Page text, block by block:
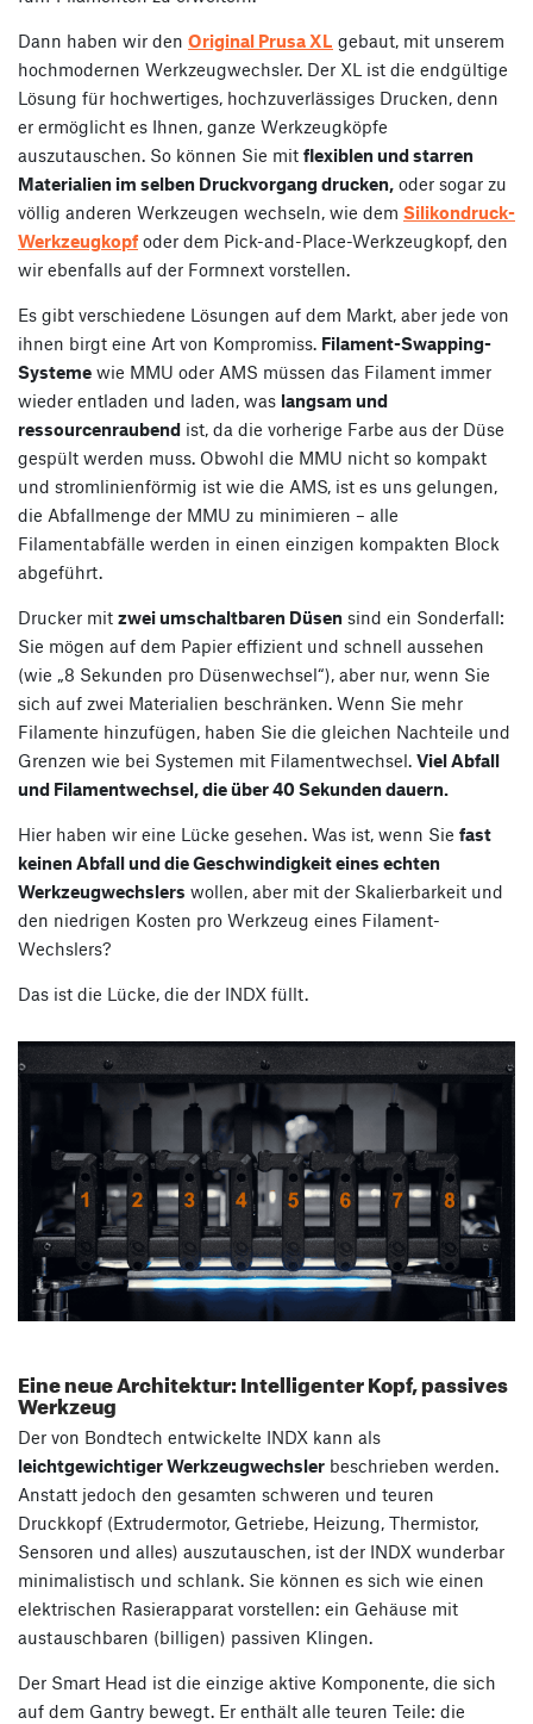
Dann haben wir den Original Prusa XL gebaut, mit unserem
hochmodernen Werkzeugwechsler. Der XL ist die endgültige
Lösung für hochwertiges, hochzuverlässiges Drucken, denn
er ermöglicht es Ihnen, ganze Werkzeugköpfe
auszutauschen. So können Sie mit flexiblen und starren
Materialien im selben Druckvorgang drucken, oder sogar zu
völlig anderen Werkzeugen wechseln, wie dem Silikondruck-
Werkzeugkopfoder dem Pick-and-Place-Werkzeugkopf, den
wir ebenfalls auf der Formnext vorstellen.
Es gibt verschiedene Lösungen auf dem Markt, aber jede von
ihnen birgt eine Art von Kompromiss. Filament-Swapping-
Systeme wie MMU oder AMS müssen das Filament immer
wieder entladen und laden, was langsam und
ressourcenraubend ist, da die vorherige Farbe aus der Düse
gespült werden muss. Obwohl die MMU nicht so kompakt
und stromlinienförmig ist wie die AMS, ist es uns gelungen,
die Abfallmenge der MMU zu minimieren – alle
Filamentabfälle werden in einen einzigen kompakten Block
abgeführt.
Drucker mit zwei umschaltbaren Düsen sind ein Sonderfall:
Sie mögen auf dem Papier effizient und schnell aussehen
(wie „8 Sekunden pro Düsenwechsel“), aber nur, wenn Sie
sich auf zwei Materialien beschränken. Wenn Sie mehr
Filamente hinzufügen, haben Sie die gleichen Nachteile und
Grenzen wie bei Systemen mit Filamentwechsel. Viel Abfall
und Filamentwechsel, die über 40 Sekunden dauern.
Hier haben wir eine Lücke gesehen. Was ist, wenn Sie fast
keinen Abfall und die Geschwindigkeit eines echten
Werkzeugwechslers wollen, aber mit der Skalierbarkeit und
den niedrigen Kosten pro Werkzeug eines Filament-
Wechslers?
Das ist die Lücke, die der INDX füllt.
Eine neue Architektur: Intelligenter Kopf, passives
Werkzeug
Der von Bondtech entwickelte INDX kann als
leichtgewichtiger Werkzeugwechsler beschrieben werden.
Anstatt jedoch den gesamten schweren und teuren
Druckkopf (Extrudermotor, Getriebe, Heizung, Thermistor,
Sensoren und alles) auszutauschen, ist der INDX wunderbar
minimalistisch und schlank. Sie können es sich wie einen
elektrischen Rasierapparat vorstellen: ein Gehäuse mit
austauschbaren (billigen) passiven Klingen.
Der Smart Head ist die einzige aktive Komponente, die sich
auf dem Gantry bewegt. Er enthält alle teuren Teile: die